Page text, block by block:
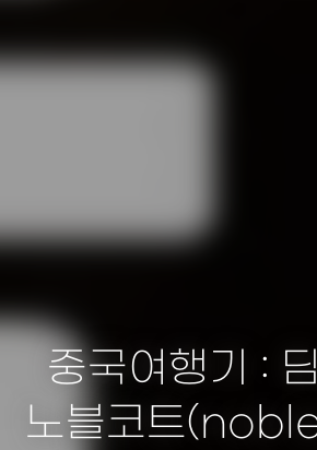
중국여행기 :
노블코트